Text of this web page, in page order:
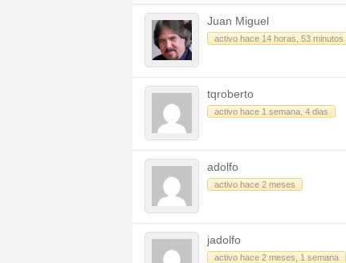
Juan Miguel
activo hace 14 horas, 53 minutos
tqroberto
activo hace 1 semana, 4 dias
adolfo
activo hace 2 meses
jadolfo
activo hace 2 meses, 1 semana